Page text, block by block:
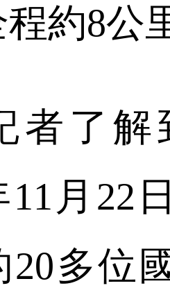
約8公
了解
11月22
20多位